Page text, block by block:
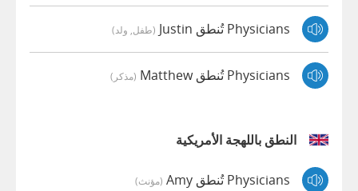
Physicians تُنطق Justin (طفل, ولد)
Physicians تُنطق Matthew (مذكر)
النطق باللهجة الأمريكية
Physicians تُنطق Amy (مؤنث)